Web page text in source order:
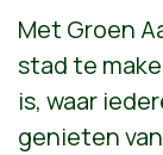
Met Groen
stad te
is, waar
genieten